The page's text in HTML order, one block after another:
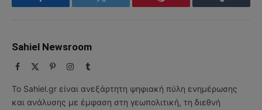
Facebook Twitter Pinterest Tumblr
Sahiel Newsroom
Facebook PinterestInstagram
Tumblr
Το Sahiel.gr είναι ανεξάρτητη ψηφιακή πύλη ενημέρωσης
και ανάλυσης με έμφαση στη γεωπολιτική, τη διεθνή